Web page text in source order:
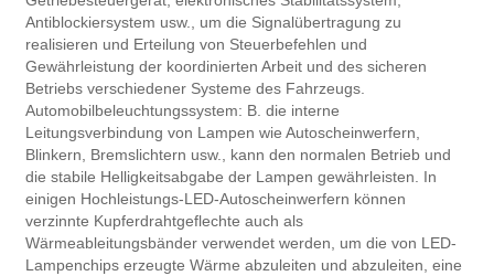
Antiblockiersystem usw., um die Signalübertragung zu
realisieren und Erteilung von Steuerbefehlen und
Gewährleistung der koordinierten Arbeit und des sicheren
Betriebs verschiedener Systeme des Fahrzeugs.
Automobilbeleuchtungssystem: B. die interne
Leitungsverbindung von Lampen wie Autoscheinwerfern,
Blinkern, Bremslichtern usw., kann den normalen Betrieb und
die stabile Helligkeitsabgabe der Lampen gewährleisten. In
einigen Hochleistungs-LED-Autoscheinwerfern können
verzinnte Kupferdrahtgeflechte auch als
Wärmeableitungsbänder verwendet werden, um die von LED-
Lampenchips erzeugte Wärme abzuleiten und abzuleiten, eine